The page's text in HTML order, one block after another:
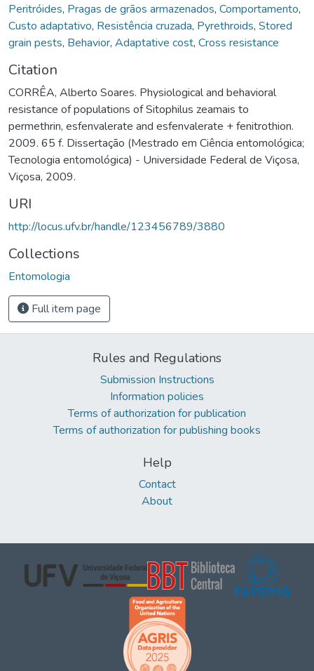
Peritróides, Pragas de grãos armazenados, Comportamento,
Custo adaptativo, Resistência cruzada, Pyrethroids, Stored
grain pests, Behavior, Adaptative cost, Cross resistance
Citation
CORRÊA, Alberto Soares. Physiological and behavioral
resistance of populations of Sitophilus zeamais to
permethrin, esfenvalerate and esfenvalerate + fenitrothion.
2009. 65 f. Dissertação (Mestrado em Ciência entomológica;
Tecnologia entomológica) - Universidade Federal de Viçosa,
Viçosa, 2009.
URI
http://locus.ufv.br/handle/123456789/3880
Collections
Entomologia
Full item page
Rules and Regulations
Submission Instructions
Information policies
Terms of authorization for publication
Terms of authorization for publishing books
Help
Contact
About